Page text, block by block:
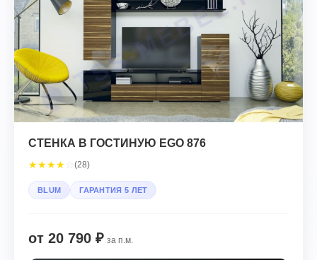
СТЕНКА В ГОСТИНУЮ EGO 876
★★★★ (28)
BLUM ГАРАНТИЯ 5 ЛЕТ
от 20 790 ₽ за п.м.